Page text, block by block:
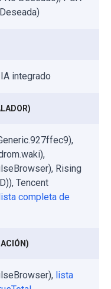
integrado
Rising
Tencent
completa de
lista